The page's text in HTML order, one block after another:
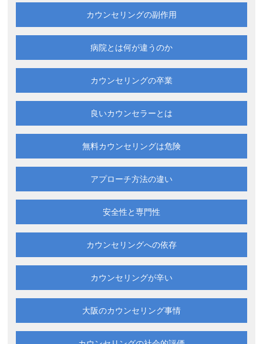
カウンセリングの副作用
病院とは何が違うのか
カウンセリングの卒業
良いカウンセラーとは
無料カウンセリングは危険
アプローチ方法の違い
安全性と専門性
カウンセリングへの依存
カウンセリングが辛い
大阪のカウンセリング事情